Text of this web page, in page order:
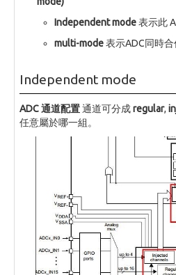
Independent mode表示此
multi-mode表示ADC同時合
Independent mode
ADC 通道配置通道可分成regular,
任意屬於哪一組。